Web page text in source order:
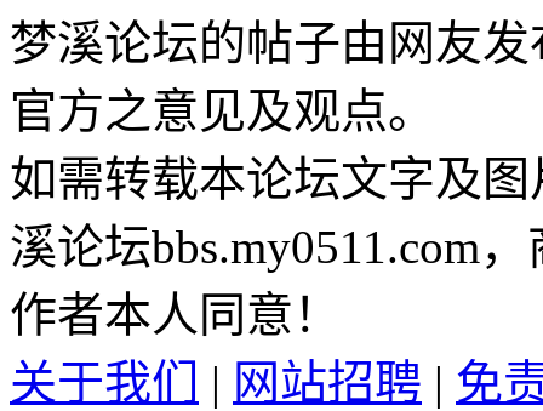
梦溪论坛的帖子由网友
官方之意见及观点。
如需转载本论坛文字及
溪论坛bbs.my0511.com
作者本人同意！
关于我们
| 网站招聘 | 免